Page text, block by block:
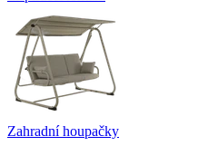
Zahradní houpačky